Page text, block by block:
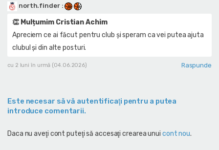
north.finder :
👏 Mulțumim Cristian Achim
Apreciem ce ai făcut pentru club și speram ca vei putea ajuta
clubul și din alte posturi.
cu 2 luni în urmă (04.06.2026) Raspunde
Este necesar să vă autentificaţi pentru a putea
introduce comentarii.
Daca nu aveţi cont puteţi să accesaţi crearea unui cont nou.